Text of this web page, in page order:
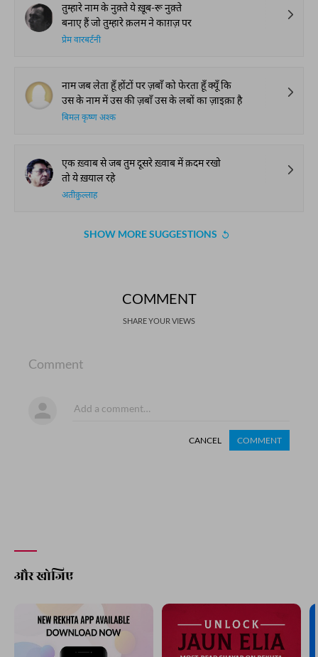
तुम्हारे नाम के नुक़्ते ये ख़ूब-रू नुक़्ते
बनाए हैं जो तुम्हारे क़लम ने काग़ज़ पर
प्रेम वारबर्टनी
नाम जब लेता हूँ होंटों पर ज़बाँ को फेरता हूँ क्यूँ कि
उस के नाम में उस की ज़बाँ उस के लबों का ज़ाइक़ा है
बिमल कृष्ण अश्क
एक ख़्वाब से जब तुम दूसरे ख़्वाब में क़दम रखो
तो ये ख़याल रहे
अतीक़ुल्लाह
SHOW MORE SUGGESTIONS
COMMENT
SHARE YOUR VIEWS
Comment
CANCEL COMMENT
और खोजिए